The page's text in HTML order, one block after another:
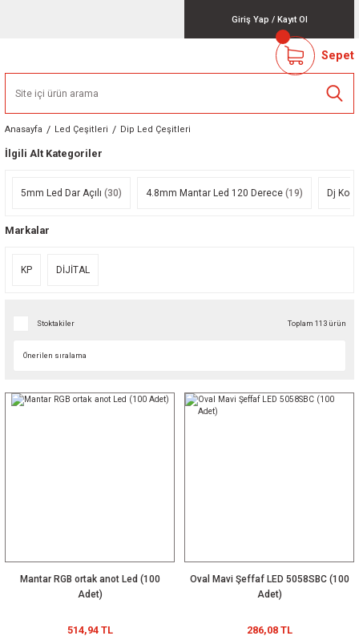
Giriş Yap / Kayıt Ol
Sepet
Anasayfa Led Çeşitleri Dip Led Çeşitleri
İlgili Alt Kategoriler
5mm Led Dar Açılı (30) 4.8mm Mantar Led 120 Derece (19) Dj
Markalar
KP DİJİTAL
Stoktakiler Toplam 113 ürün
Mantar RGB ortak anot Led (100
Adet)
514,94 TL
Oval Mavi Şeffaf LED 5058SBC (100
Adet)
286,08 TL